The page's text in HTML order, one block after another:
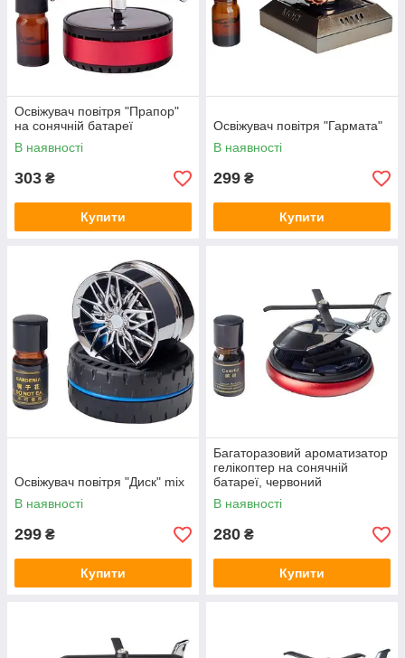
Освіжувач повітря "Прапор"
на сонячній батареї
В наявності
303 ₴
Купити
Освіжувач повітря "Гармата"
В наявності
299 ₴
Купити
Освіжувач повітря "Диск" mix
В наявності
299 ₴
Купити
Багаторазовий ароматизатор
гелікоптер на сонячній
батареї, червоний
В наявності
280 ₴
Купити